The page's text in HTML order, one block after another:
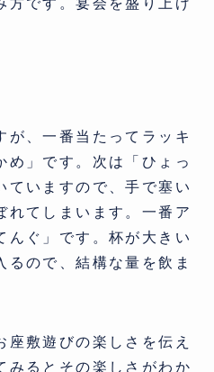
が、一番当たってラッキ
め」です。次は「ひょっ
ていますので、手で塞い
れてしまいます。一番ア
んぐ」です。杯が大きい
るので、結構な量を飲ま
座敷遊びの楽しさを伝え
みるとその楽しさがわか